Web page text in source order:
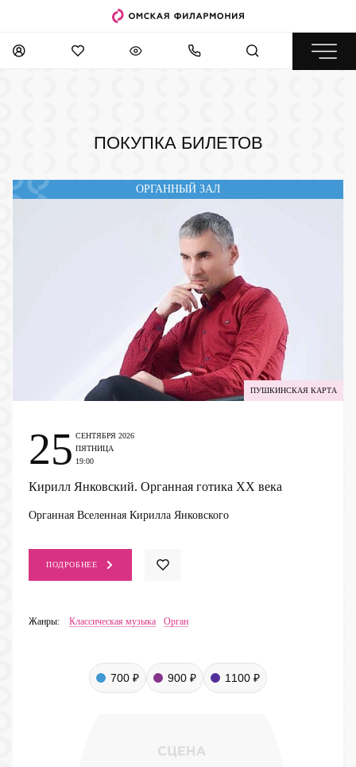
ПОКУПКА БИЛЕТОВ
ОРГАННЫЙ ЗАЛ
ПУШКИНСКАЯ КАРТА
Кирилл Янковский. Органная готика ХХ века
Органная Вселенная Кирилла Янковского
Жанры: Классическая музыка Орган
25 СЕНТЯБРЯ 2026
ПЯТНИЦА
19:00
ПОДРОБНЕЕ
700 ₽ 900 ₽ 1100 ₽